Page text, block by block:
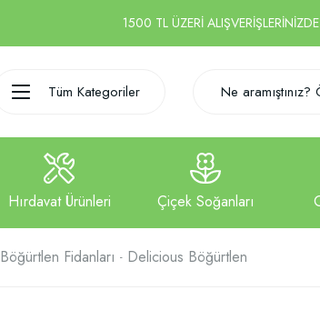
1500 TL ÜZERİ ALIŞVERİŞLERİNİZDE
Tüm Kategoriler
Böğürtlen Fidanları Delicious Böğürtlen